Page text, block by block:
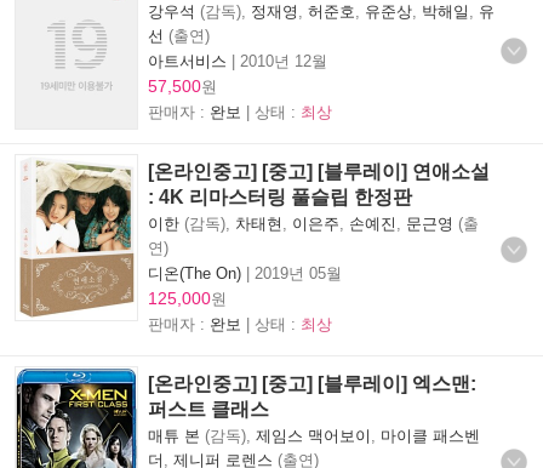
강우석 (감독), 정재영 허준호 유준상 박해일
유
선 (출연)
아트서비스 | 2010년 12월
57,500원
판매자 : 완보 | 상태 : 최상
[온라인중고] [중고] [블루레이] 연애소설
: 4K 리마스터링 풀슬립 한정판
이한 (감독), 차태현 이은주 손예진 문근영 (출
연)
디온(The On) | 2019년 05월
125,000원
판매자 : 완보 | 상태 : 최상
[온라인중고] [중고] [블루레이] 엑스맨:
퍼스트 클래스
매튜 본 (감독), 제임스 맥어보이
마이클 패스벤
더
제니퍼 로렌스 (출연)